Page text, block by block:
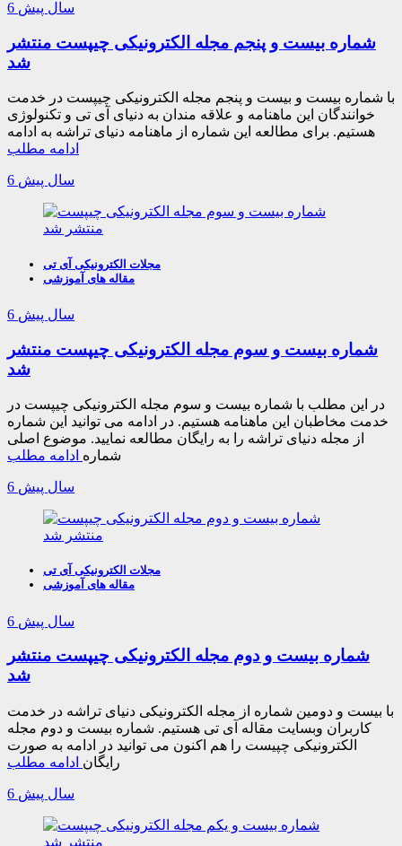
6 سال پیش
شماره بیست و پنجم مجله الکترونیکی چیپست منتشر
شد
با شماره بیست و بیست و پنجم مجله الکترونیکی چیپست در خدمت
خوانندگان این ماهنامه و علاقه مندان به دنیای آی تی و تکنولوژی
هستیم. برای مطالعه این شماره از ماهنامه دنیای تراشه به ادامه
ادامه مطلب
6 سال پیش
مجلات الکترونیکی آی تی
مقاله های آموزشی
6 سال پیش
شماره بیست و سوم مجله الکترونیکی چیپست منتشر
شد
در این مطلب با شماره بیست و سوم مجله الکترونیکی چیپست در
خدمت مخاطبان این ماهنامه هستیم. در ادامه می توانید این شماره
از مجله دنیای تراشه را به رایگان مطالعه نمایید. موضوع اصلی
شماره ادامه مطلب
6 سال پیش
مجلات الکترونیکی آی تی
مقاله های آموزشی
6 سال پیش
شماره بیست و دوم مجله الکترونیکی چیپست منتشر
شد
با بیست و دومین شماره از مجله الکترونیکی دنیای تراشه در خدمت
کاربران وبسایت مقاله آی تی هستیم. شماره بیست و دوم مجله
الکترونیکی چپیست را هم اکنون می توانید در ادامه به صورت
رایگان ادامه مطلب
6 سال پیش